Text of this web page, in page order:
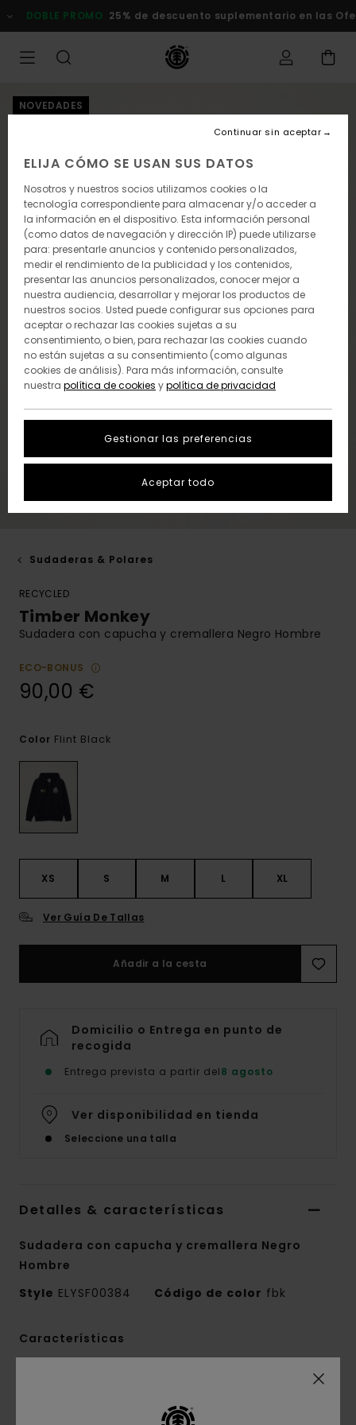
la
DOBLE PROMO 25% de descuento suplementario en las
NOVEDADES
Sudaderas & Polares
RECYCLED
Timber Monkey
Sudadera con capucha y cremallera Negro Hombre
ECO-BONUS
90,00 €
Color Flint Black
XS S M L XL
Ver Guía De Tallas
Añadir a la cesta
Domicilio o Entrega en punto de
recogida
Entrega prevista a partir del8 agosto
Ver disponibilidad en tienda
Seleccione una talla
Detalles & características
Sudadera con capucha y cremallera Negro
Hombre
Style ELYSF00384 Código de color fbk
Características
ELIJA CÓMO SE USAN SUS DATOS
Nosotros y nuestros socios utilizamos cookies o la
tecnología correspondiente para almacenar y/o acceder a
la información en el dispositivo. Esta información personal
(como datos de navegación y dirección IP) puede utilizarse
para: presentarle anuncios y contenido personalizados,
medir el rendimiento de la publicidad y los contenidos,
presentar las anuncios personalizados, conocer mejor a
nuestra audiencia, desarrollar y mejorar los productos de
nuestros socios. Usted puede configurar sus opciones para
aceptar o rechazar las cookies sujetas a su
consentimiento, o bien, para rechazar las cookies cuando
no están sujetas a su consentimiento (como algunas
cookies de análisis). Para más información, consulte
nuestra política de cookies ypolítica de privacidad
Gestionar las preferencias
Continuar sin aceptar
Aceptar todo